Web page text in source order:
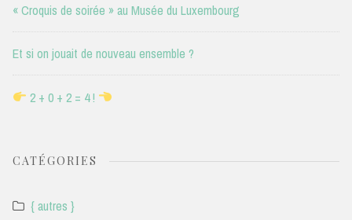
« Croquis de soirée » au Musée du Luxembourg
Et si on jouait de nouveau ensemble ?
2 + 0 + 2 = 4 !
CATÉGORIES
{ autres }